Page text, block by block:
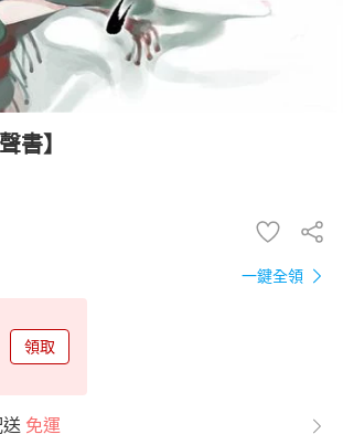
書】
一鍵全領
領取
免運